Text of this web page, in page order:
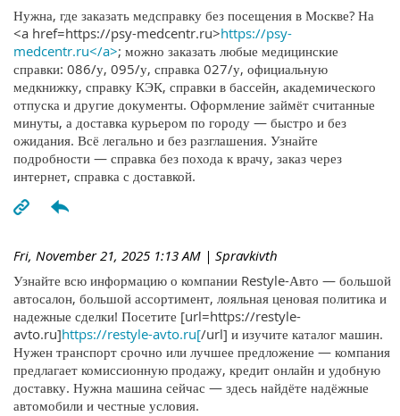
Нужна, где заказать медсправку без посещения в Москве? На
<a href=https://psy-medcentr.ru>https://psy-
medcentr.ru</a>; можно заказать любые медицинские
справки: 086/у, 095/у, справка 027/у, официальную
медкнижку, справку КЭК, справки в бассейн, академического
отпуска и другие документы. Оформление займёт считанные
минуты, а доставка курьером по городу — быстро и без
ожидания. Всё легально и без разглашения. Узнайте
подробности — справка без похода к врачу, заказ через
интернет, справка с доставкой.
Fri, November 21, 2025 1:13 AM | Spravkivth
Узнайте всю информацию о компании Restyle-Авто — большой
автосалон, большой ассортимент, лояльная ценовая политика и
надежные сделки! Посетите [url=https://restyle-
avto.ru]https://restyle-avto.ru[/url] и изучите каталог машин.
Нужен транспорт срочно или лучшее предложение — компания
предлагает комиссионную продажу, кредит онлайн и удобную
доставку. Нужна машина сейчас — здесь найдёте надёжные
автомобили и честные условия.